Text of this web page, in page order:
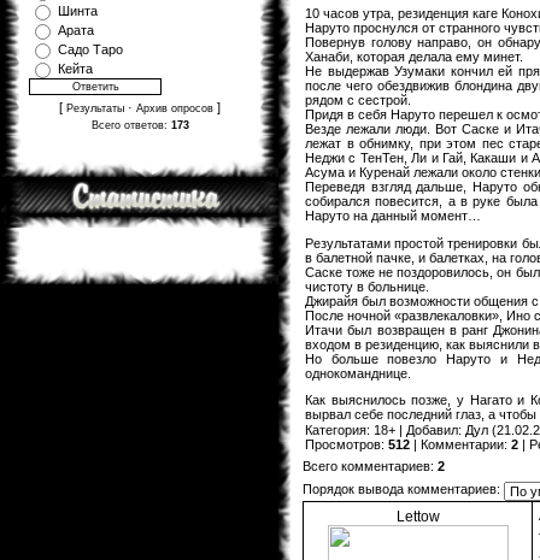
Шинта
Арата
Садо Таро
Кейта
[ Результаты · Архив опросов ]
Всего ответов: 173
10 часов утра, резиденция каге
Наруто проснулся от странного
Повернув голову направо, он
Ханаби, которая делала ему минет.
Не выдержав Узумаки кончил ей
после чего обездвижив блондина
рядом с сестрой.
Придя в себя Наруто перешел к
Везде лежали люди. Вот Саске и
лежат в обнимку, при этом пес
Неджи с ТенТен, Ли и Гай, Какаши и
Асума и Куренай лежали около
Переведя взгляд дальше, Наруто
собирался повесится, а в руке
Наруто на данный момент…
Результатами простой тренировки
в балетной пачке, и балетках, на
Саске тоже не поздоровилось, он
чистоту в больнице.
Джирайя был возможности общения
После ночной «развлекаловки», Ино
Итачи был возвращен в ранг
входом в резиденцию, как выяснили
Но больше повезло Наруто и
однокоманднице.
Как выяснилось позже, у Нагато и
вырвал себе последний глаз, а
Категория: 18+ | Добавил: Дул
Просмотров: 512 | Комментарии: 2 |
Всего комментариев: 2
Порядок вывода комментариев:
Lettow